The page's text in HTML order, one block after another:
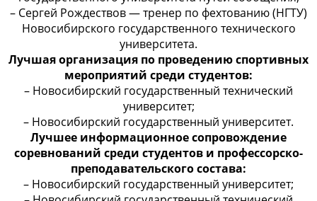
– Сергей Рождествов — тренер по фехтованию (НГТУ)
Новосибирского государственного технического
университета.
Лучшая организация по проведению спортивных
мероприятий среди студентов:
– Новосибирский государственный технический
университет;
– Новосибирский государственный университет.
Лучшее информационное сопровождение
соревнований среди студентов и профессорско-
преподавательского состава:
– Новосибирский государственный университет;